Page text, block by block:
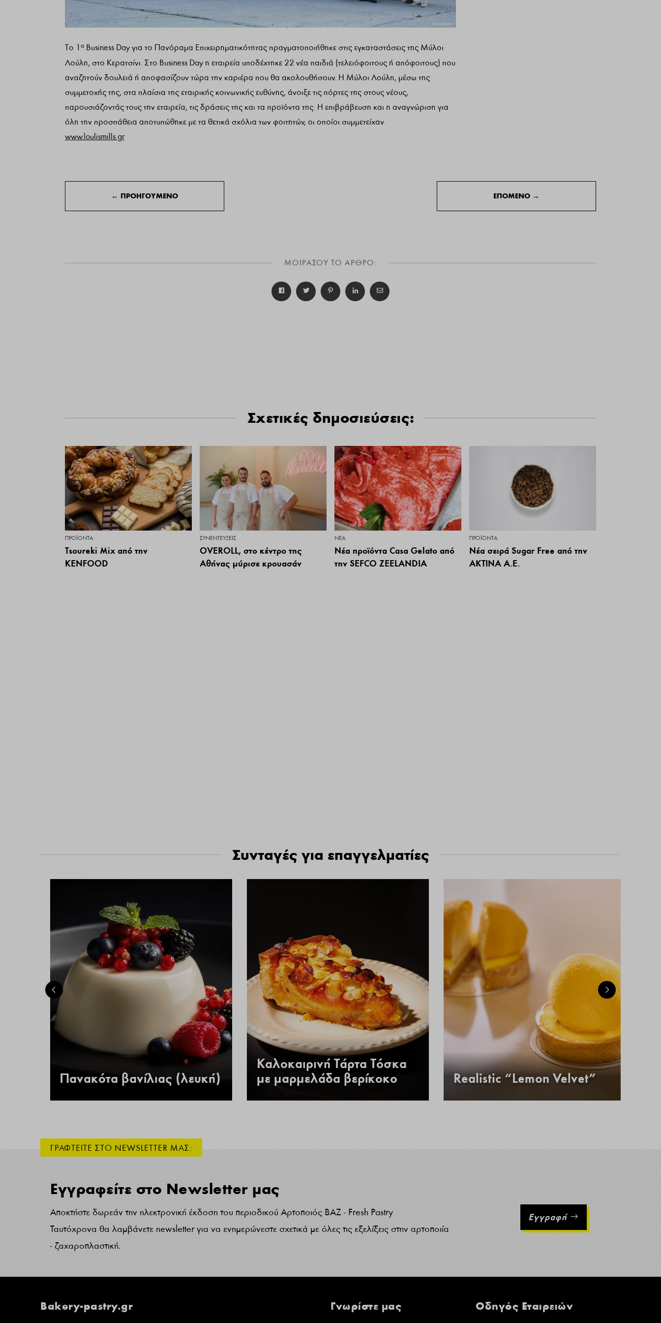
Το 1 ο Business Day για το Πανόραμα Επιχειρηματικότητας πραγματοποιήθηκε στις εγκαταστάσεις της Μύλοι
Λούλη, στο Κερατσίνι. Στο Business Day η εταιρεία υποδέχτηκε 22 νέα παιδιά (τελειόφοιτους ή απόφοιτους) που
αναζητούν δουλειά ή αποφασίζουν τώρα την καριέρα που θα ακολουθήσουν. Η Μύλοι Λούλη, μέσω της
συμμετοχής της, στα πλαίσια της εταιρικής κοινωνικής ευθύνης, άνοιξε τις πόρτες της στους νέους,
παρουσιάζοντάς τους την εταιρεία, τις δράσεις της και τα προϊόντα της. Η επιβράβευση και η αναγνώριση για
όλη την προσπάθεια αποτυπώθηκε με τα θετικά σχόλια των φοιτητών, οι οποίοι συμμετείχαν.
www.loulismills.gr
← ΠΡΟΗΓΟΥΜΕΝΟ ΕΠΟΜΕΝΟ →
ΜΟΙΡΑΣΟΥ ΤΟ ΑΡΘΡΟ:
Σχετικές δημοσιεύσεις:
ΠΡΟΪΌΝΤΑ
Tsoureki Mix από την
KENFOOD
ΣΥΝΕΝΤΕΎΞΕΙΣ
OVEROLL, στο κέντρο της
Αθήνας μύρισε κρουασάν
ΝΕΑ
Νέα προϊόντα Casa Gelato από
την SEFCO ZEELANDIA
ΠΡΟΪΌΝΤΑ
Νέα σειρά Sugar Free από την
AKTINA A.E.
Συνταγές για επαγγελματίες
Πανακότα βανίλιας (λευκή)
Καλοκαιρινή Τάρτα Τόσκα
με μαρμελάδα βερίκοκο
Realistic “Lemon Velvet”
ΓΡΑΦΤΕΙΤΕ ΣΤΟ NEWSLETTER ΜΑΣ:
Εγγραφείτε στο Newsletter μας
Αποκτήστε δωρεάν την ηλεκτρονική έκδοση του περιοδικού Αρτοποιός ΒΑΖ - Fresh Pastry
Ταυτόχρονα θα λαμβάνετε newsletter για να ενημερώνεστε σχετικά με όλες τις εξελίξεις στην αρτοποιία
- ζαχαροπλαστική.
Εγγραφή
Bakery-pastry.gr Γνωρίστε μας Οδηγός Εταιρειών